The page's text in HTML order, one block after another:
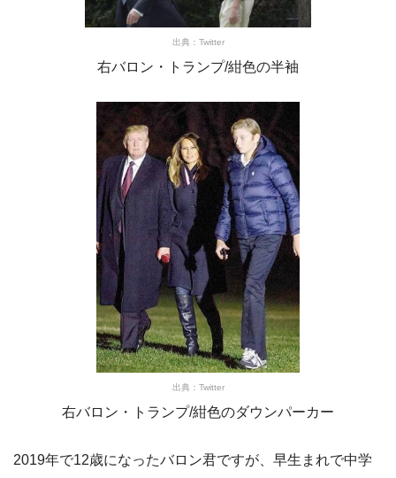
出典：Twitter
右バロン・トランプ/紺色の半袖
出典：Twitter
右バロン・トランプ/紺色のダウンパーカー
2019年で12歳になったバロン君ですが、早生まれで中学